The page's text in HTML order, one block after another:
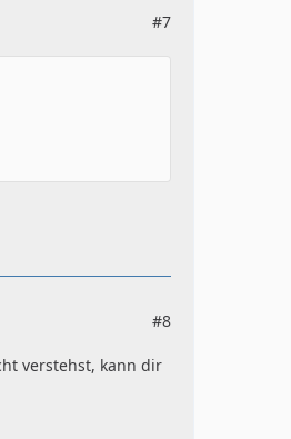
#7
#8
verstehst, kann dir